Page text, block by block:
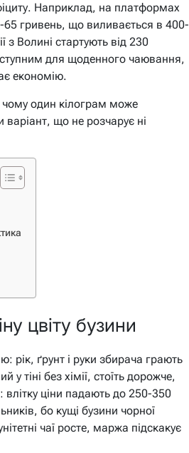
Наприклад, на платформах
65 гривень, що виливається в 400-
з Волині стартують від 230
для щоденного чаювання,
економію.
один кілограм може
варіант, що не розчарує ні
цвіту бузини
рік, ґрунт і руки збирача грають
тіні без хімії, стоїть дорожче,
влітку ціни падають до 250-350
бо кущі бузини чорної
чаї росте, маржа підскакує